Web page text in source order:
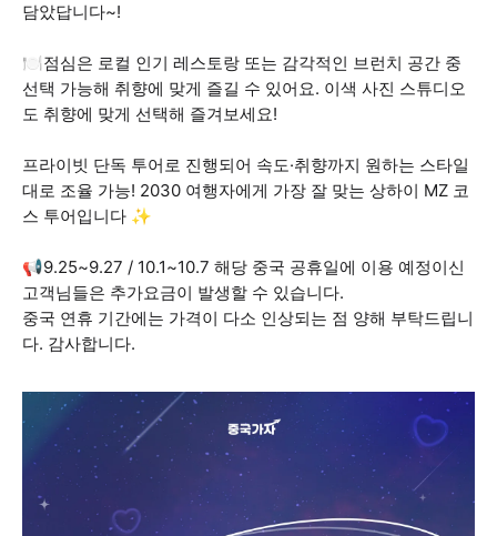
담았답니다~!
🍽점심은 로컬 인기 레스토랑 또는 감각적인 브런치 공간 중
선택 가능해 취향에 맞게 즐길 수 있어요. 이색 사진 스튜디오
도 취향에 맞게 선택해 즐겨보세요!
프라이빗 단독 투어로 진행되어 속도·취향까지 원하는 스타일
대로 조율 가능! 2030 여행자에게 가장 잘 맞는 상하이 MZ 코
스 투어입니다 ✨
📢9.25~9.27 / 10.1~10.7 해당 중국 공휴일에 이용 예정이신
고객님들은 추가요금이 발생할 수 있습니다.
중국 연휴 기간에는 가격이 다소 인상되는 점 양해 부탁드립니
다. 감사합니다.